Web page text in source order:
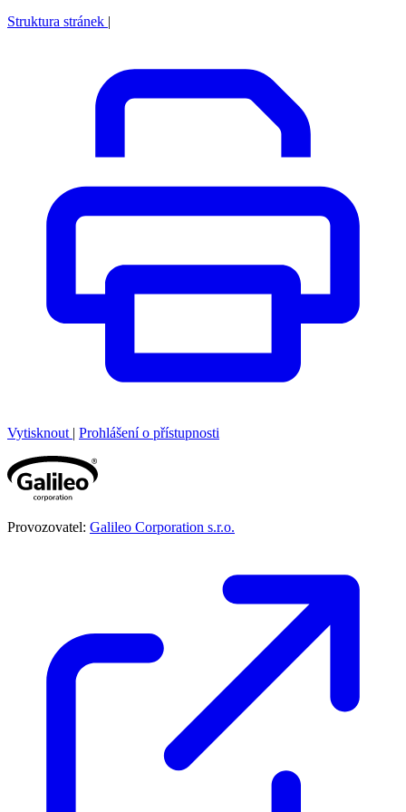
Struktura stránek |
Vytisknout | Prohlášení o přístupnosti
Provozovatel: Galileo Corporation s.r.o.